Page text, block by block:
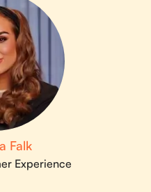
Falk
Experience